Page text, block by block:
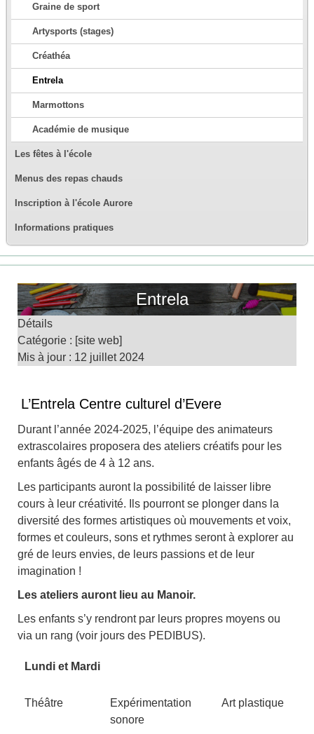
Graine de sport
Artysports (stages)
Créathéa
Entrela
Marmottons
Académie de musique
Les fêtes à l'école
Menus des repas chauds
Inscription à l'école Aurore
Informations pratiques
Entrela
Détails
Catégorie : [site web]
Mis à jour : 12 juillet 2024
L’Entrela Centre culturel d’Evere
Durant l’année 2024-2025, l’équipe des animateurs
extrascolaires proposera des ateliers créatifs pour les
enfants âgés de 4 à 12 ans.
Les participants auront la possibilité de laisser libre
cours à leur créativité. Ils pourront se plonger dans la
diversité des formes artistiques où mouvements et voix,
formes et couleurs, sons et rythmes seront à explorer au
gré de leurs envies, de leurs passions et de leur
imagination !
Les ateliers auront lieu au Manoir.
Les enfants s’y rendront par leurs propres moyens ou
via un rang (voir jours des PEDIBUS).
Lundi et Mardi
Théâtre
Expérimentation
sonore
Art plastique